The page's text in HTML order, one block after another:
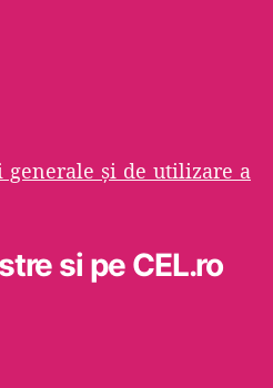
şi de utilizare a
si pe CEL.ro